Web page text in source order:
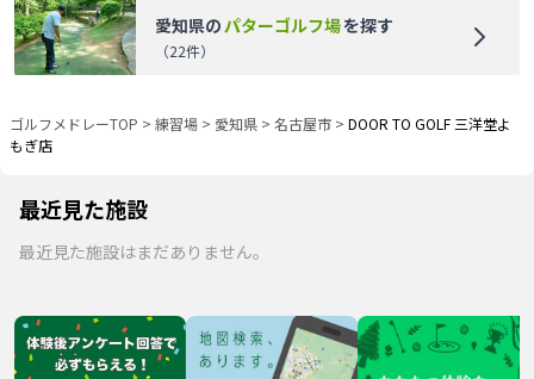
愛知県の パターゴルフ場を探す
（22件）
ゴルフメドレーTOP > 練習場 > 愛知県 > 名古屋市 > DOOR TO GOLF 三洋堂よ
もぎ店
最近見た施設
最近見た施設はまだありません。